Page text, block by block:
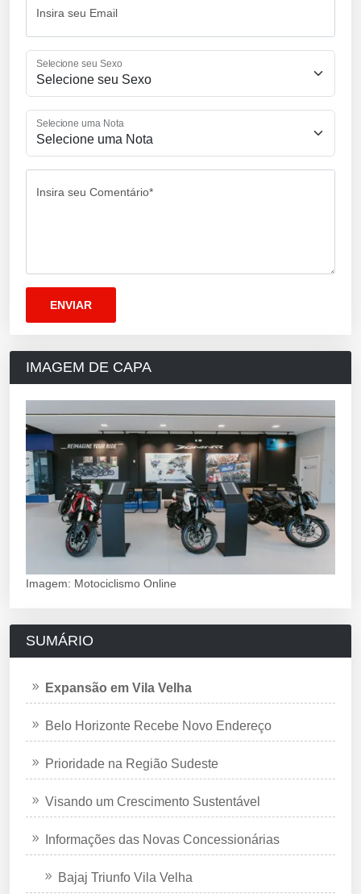
Insira seu Email
Selecione seu Sexo
Selecione uma Nota
Insira seu Comentário*
IMAGEM DE CAPA
Imagem: Motociclismo Online
SUMÁRIO
Expansão em Vila Velha
Belo Horizonte Recebe Novo Endereço
Prioridade na Região Sudeste
Visando um Crescimento Sustentável
Informações das Novas Concessionárias
Bajaj Triunfo Vila Velha